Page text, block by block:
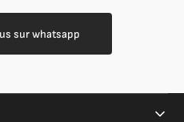
sur whatsapp